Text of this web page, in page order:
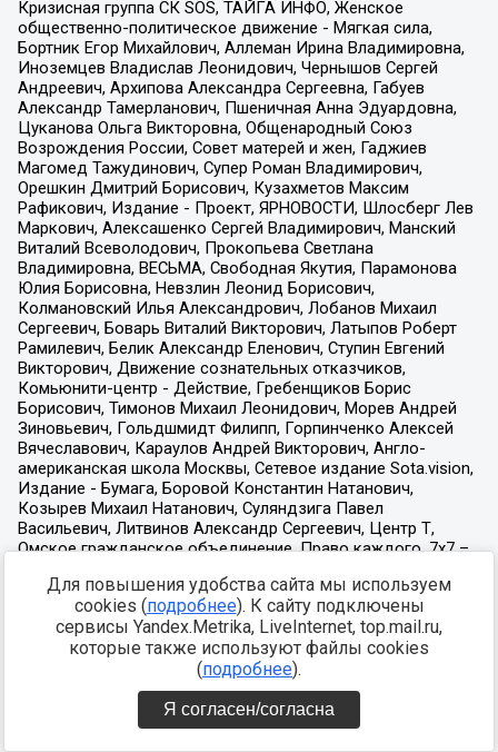
Для повышения удобства сайта мы используем
cookies (подробнее). К сайту подключены
сервисы Yandex.Metrika, LiveInternet, top.mail.ru,
которые также используют файлы cookies
(подробнее).
Я согласен/согласна